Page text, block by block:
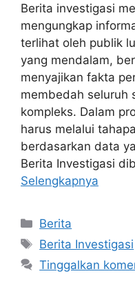
Berita investigasi
mengungkap
terlihat oleh publik
yang mendalam,
menyajikan fakta
membedah seluruh
kompleks. Dalam
harus melalui
berdasarkan data
Berita Investigasi
Selengkapnya
Kategori
Berita
Tag
Berita Investigasi
Tinggalkan